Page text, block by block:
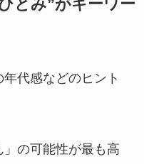
とみ”がキーワー
代感などのヒント
の可能性が最も高